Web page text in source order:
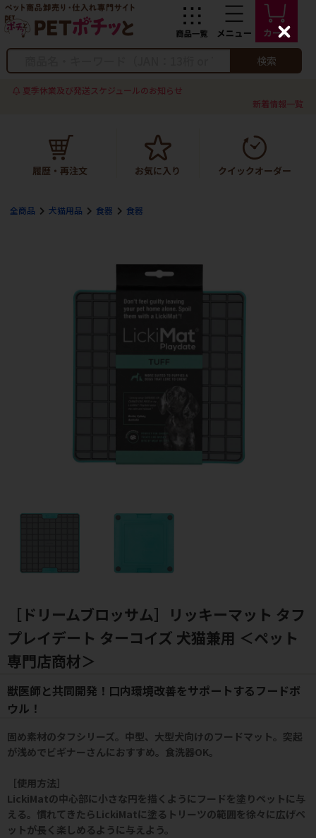
検索
夏季休業及び発送スケジュールのお知らせ
新着情報一覧
全商品 犬猫用品 食器 食器
［ドリームブロッサム］リッキーマット タフ
プレイデート ターコイズ 犬猫兼用 ＜ペット
専門店商材＞
獣医師と共同開発！口内環境改善をサポートするフードボ
ウル！
固め素材のタフシリーズ。中型、大型犬向けのフードマット。突起
が浅めでビギナーさんにおすすめ。食洗器OK。
［使用方法］
LickiMatの中心部に小さな円を描くようにフードを塗りペットに与
える。慣れてきたらLickiMatに塗るトリーツの範囲を徐々に広げペ
ットが長く楽しめるように与えよう。
C
l
s